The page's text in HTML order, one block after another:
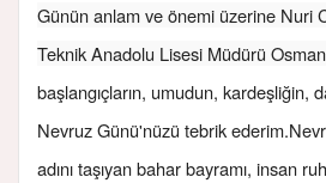
Günün anlam ve önemi üzerine Nuri
Teknik Anadolu Lisesi Müdürü
başlangıçların, umudun, kardeşliğin,
Nevruz Günü'nüzü tebrik ederim.
adını taşıyan bahar bayramı, insan